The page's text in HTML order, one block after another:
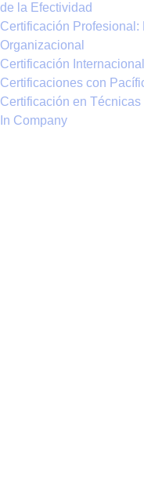
de la Efectividad
Certificación
Organizacional
Certificación
Certificaciones con
Certificación en
In Company